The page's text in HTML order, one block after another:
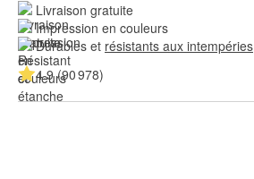
Livraison gratuite
Impression en couleurs
Durables et résistants aux intempéries
4.9 (90 978)